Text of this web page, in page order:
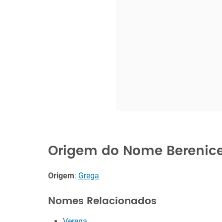
Origem do Nome
Origem: Grega
Nomes Relacionados